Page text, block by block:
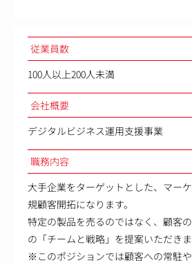
従業員数
100人以上200人未満
会社概要
デジタルビジネス運用支援事業
職務内容
大手企業をターゲットとした、マー
規顧客開拓になります。
特定の製品を売るのではなく、顧客
の「チームと戦略」を提案いただきま
※このポジションでは顧客への常駐